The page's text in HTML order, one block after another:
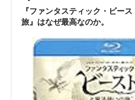
『ファンタスティック・ビー
旅』はなぜ最高なのか。